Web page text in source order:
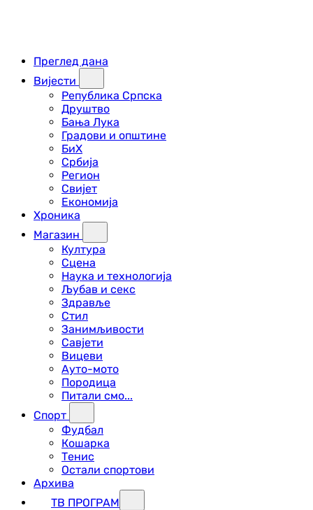
Преглед дана
Вијести
Република Српска
Друштво
Бања Лука
Градови и општине
БиХ
Србија
Регион
Свијет
Економија
Хроника
Магазин
Култура
Сцена
Наука и технологија
Љубав и секс
Здравље
Стил
Занимљивости
Савјети
Вицеви
Ауто-мото
Породица
Питали смо...
Спорт
Фудбал
Кошарка
Тенис
Остали спортови
Архива
ТВ ПРОГРАМ